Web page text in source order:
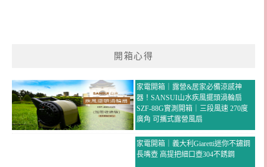
開箱心得
家電開箱｜露營&居家必備涼感神
器！SANSUI山水疾風擺頭渦輪扇
SZF-88G實測開箱｜三段風速 270度
廣角 可攜式露營風扇
家電開箱｜義大利Giaretti迷你不鏽鋼
長嘴壺 高提把細口壺304不銹鋼